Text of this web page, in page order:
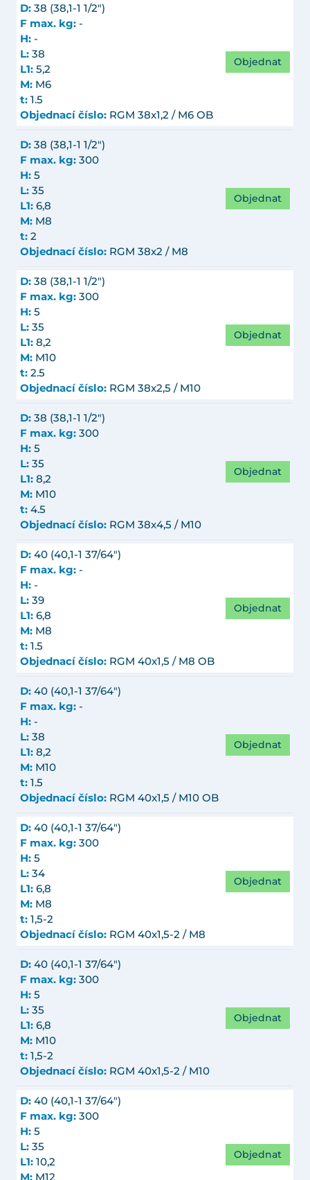
D: 38 (38,1-1 1/2")
F max. kg: -
H: -
L: 38
L1: 5,2
M: M6
t: 1.5
Objednací číslo: RGM 38x1,2 / M6 OB
Objednat
D: 38 (38,1-1 1/2")
F max. kg: 300
H: 5
L: 35
L1: 6,8
M: M8
t: 2
Objednací číslo: RGM 38x2 / M8
Objednat
D: 38 (38,1-1 1/2")
F max. kg: 300
H: 5
L: 35
L1: 8,2
M: M10
t: 2.5
Objednací číslo: RGM 38x2,5 / M10
Objednat
D: 38 (38,1-1 1/2")
F max. kg: 300
H: 5
L: 35
L1: 8,2
M: M10
t: 4.5
Objednací číslo: RGM 38x4,5 / M10
Objednat
D: 40 (40,1-1 37/64")
F max. kg: -
H: -
L: 39
L1: 6,8
M: M8
t: 1.5
Objednací číslo: RGM 40x1,5 / M8 OB
Objednat
D: 40 (40,1-1 37/64")
F max. kg: -
H: -
L: 38
L1: 8,2
M: M10
t: 1.5
Objednací číslo: RGM 40x1,5 / M10 OB
Objednat
D: 40 (40,1-1 37/64")
F max. kg: 300
H: 5
L: 34
L1: 6,8
M: M8
t: 1,5-2
Objednací číslo: RGM 40x1,5-2 / M8
Objednat
D: 40 (40,1-1 37/64")
F max. kg: 300
H: 5
L: 35
L1: 6,8
M: M10
t: 1,5-2
Objednací číslo: RGM 40x1,5-2 / M10
Objednat
D: 40 (40,1-1 37/64")
F max. kg: 300
H: 5
L: 35
L1: 10,2
M: M12
Objednat